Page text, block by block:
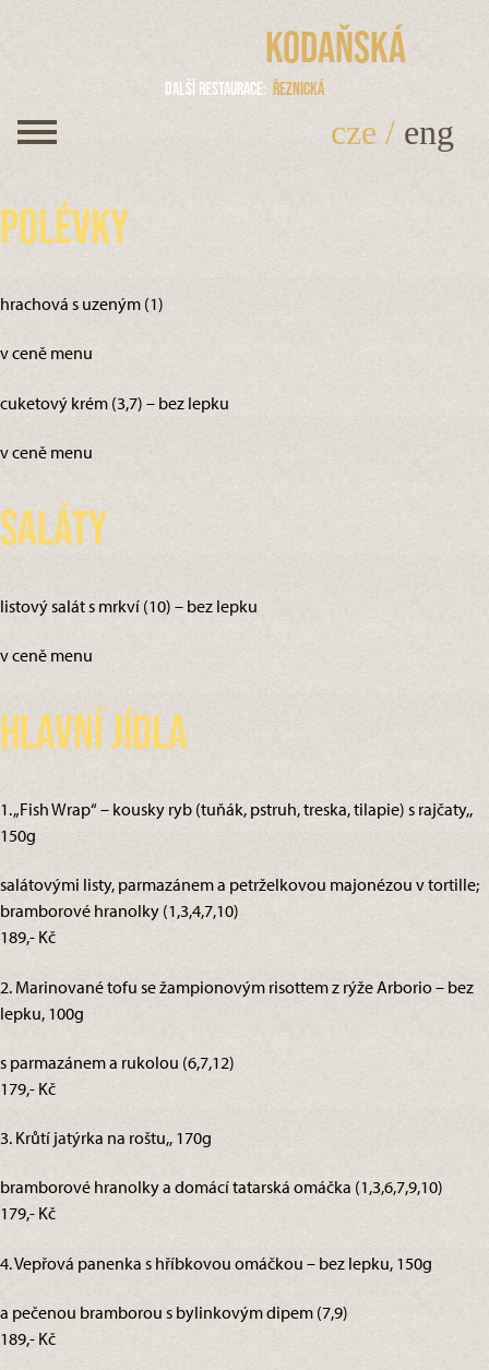
Kodaňská
Další restaurace Řeznická
cze / eng
Polévky
hrachová s uzeným (1)
v ceně menu
cuketový krém (3,7) – bez lepku
v ceně menu
Saláty
listový salát s mrkví (10) – bez lepku
v ceně menu
Hlavní jídla
1. „Fish Wrap“ – kousky ryb (tuňák, pstruh, treska, tilapie) s rajčaty,,
150g
salátovými listy, parmazánem a petrželkovou majonézou v tortille;
bramborové hranolky (1,3,4,7,10)
189,- Kč
2. Marinované tofu se žampionovým risottem z rýže Arborio – bez
lepku, 100g
s parmazánem a rukolou (6,7,12)
179,- Kč
3. Krůtí jatýrka na roštu,, 170g
bramborové hranolky a domácí tatarská omáčka (1,3,6,7,9,10)
179,- Kč
4. Vepřová panenka s hříbkovou omáčkou – bez lepku, 150g
a pečenou bramborou s bylinkovým dipem (7,9)
189,- Kč